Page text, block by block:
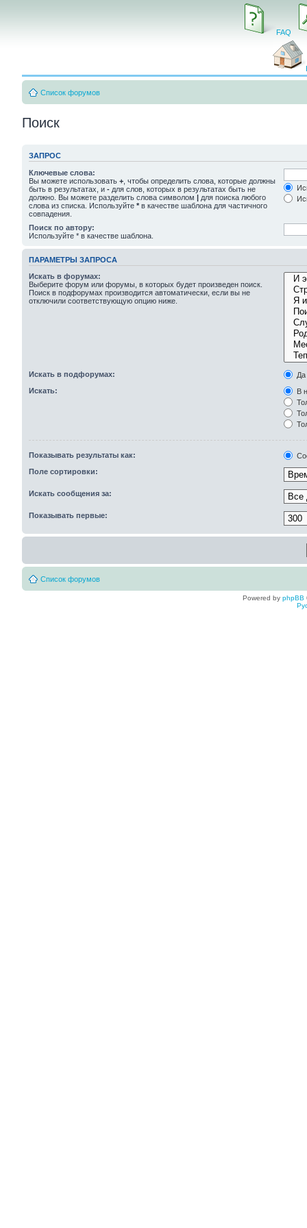
FAQ
Список форумов
Поиск
ЗАПРОС
Ключевые слова:
Вы можете использовать + , чтобы определить слова, которые должны
быть в результатах, и - для слов, которых в результатах быть не
должно. Вы можете разделить слова символом | для поиска любого
слова из списка. Используйте * в качестве шаблона для частичного
совпадения.
Поиск по автору:
Используйте * в качестве шаблона.
ПАРАМЕТРЫ ЗАПРОСА
Искать в форумах:
Выберите форум или форумы, в которых будет произведен поиск.
Поиск в подфорумах производится автоматически, если вы не
отключили соответствующую опцию ниже.
Искать в подфорумах:
Да
Искать:
В
Показывать результаты как:
Поле сортировки:
Искать сообщения за:
Показывать первые:
Список форумов
Powered by phpBB